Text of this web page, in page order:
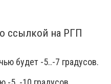
ссылкой на РГП
будет -5..-7 градусов.